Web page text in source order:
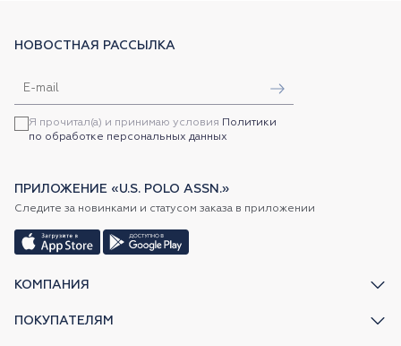
КОМПАНИЯ
ПОКУПАТЕЛЯМ
НОВОСТНАЯ РАССЫЛКА
Я прочитал(а) и принимаю условия Политики
по обработке персональных данных
ПРИЛОЖЕНИЕ «U.S. POLO ASSN.»
Следите за новинками и статусом заказа в приложении